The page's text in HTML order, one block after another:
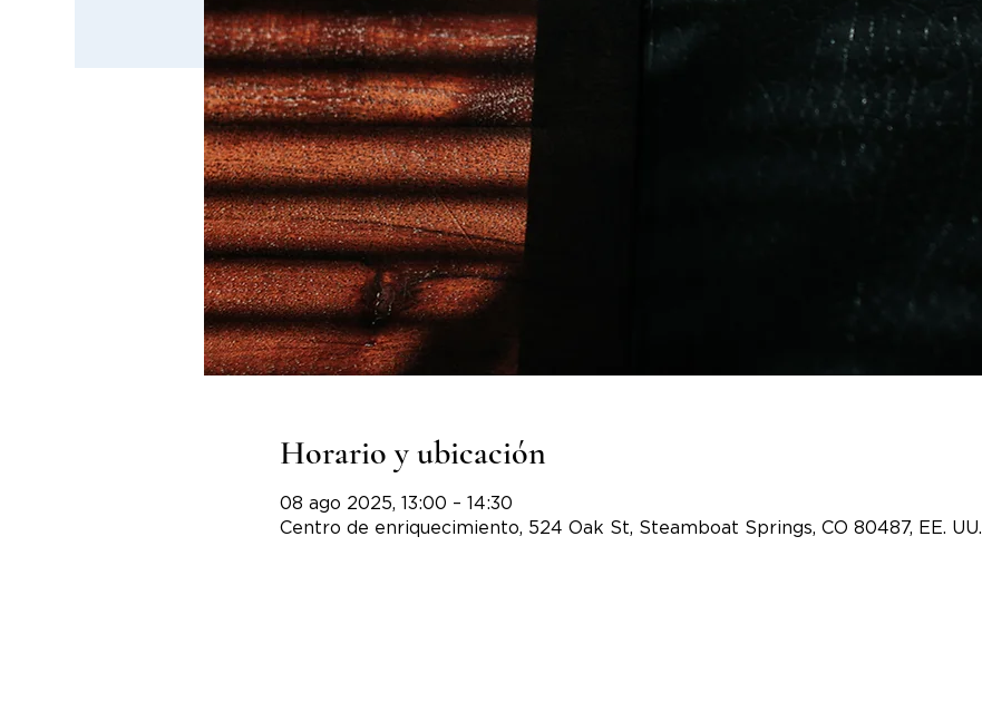
Horario y ubicación
08 ago 2025, 13:00 – 14:30
Centro de enriquecimiento, 524 Oak St, Steamboat Springs, CO 80487, EE. UU.